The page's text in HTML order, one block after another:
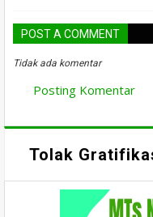
POST A COMMENT
Tidak ada komentar
Posting Komentar
Tolak